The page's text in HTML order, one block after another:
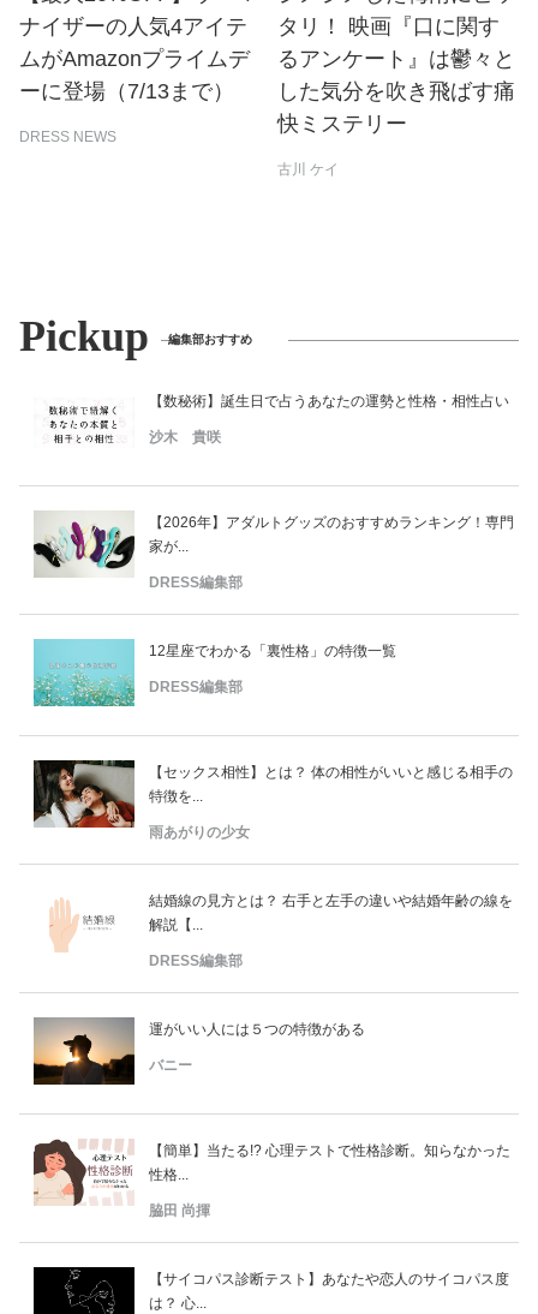
ナイザーの人気4アイテ
ムがAmazonプライムデ
ーに登場（7/13まで）
DRESS NEWS
タリ！ 映画『口に関す
るアンケート』は鬱々と
した気分を吹き飛ばす痛
快ミステリー
古川 ケイ
Pickup 編集部おすすめ
【数秘術】誕生日で占うあなたの運勢と性格・相性占い
沙木 貴咲
【2026年】アダルトグッズのおすすめランキング！専門
家が...
DRESS編集部
12星座でわかる「裏性格」の特徴一覧
DRESS編集部
【セックス相性】とは？ 体の相性がいいと感じる相手の
特徴を...
雨あがりの少女
結婚線の見方とは？ 右手と左手の違いや結婚年齢の線を
解説【...
DRESS編集部
運がいい人には５つの特徴がある
バニー
【簡単】当たる!? 心理テストで性格診断。知らなかった
性格...
脇田 尚揮
【サイコパス診断テスト】あなたや恋人のサイコパス度
は？ 心...